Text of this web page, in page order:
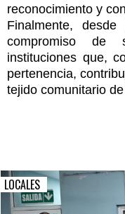
reconocimiento y
Finalmente,
compromiso de
instituciones que,
pertenencia,
tejido comunitario
LOCALES